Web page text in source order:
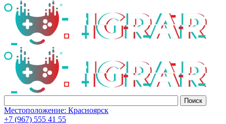
Местоположение: Красноярск
+7 (967) 555 41 55